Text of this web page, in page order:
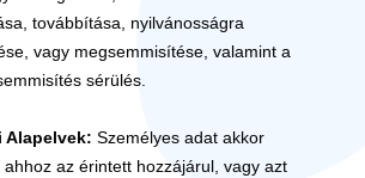
továbbítása, nyilvánosságra
vagy megsemmisítése, valamint a
sérülés.
Alapelvek: Személyes adat akkor
ahhoz az érintett hozzájárul, vagy azt